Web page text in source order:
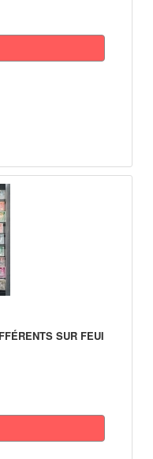
SUR FEUI